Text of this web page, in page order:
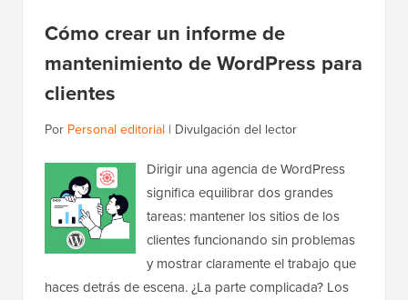
Cómo crear un informe de
mantenimiento de WordPress para
clientes
Por Personal editorial | Divulgación del lector
Dirigir una agencia de WordPress
significa equilibrar dos grandes
tareas: mantener los sitios de los
clientes funcionando sin problemas
y mostrar claramente el trabajo que
haces detrás de escena. ¿La parte complicada? Los